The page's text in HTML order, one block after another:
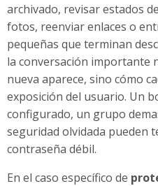
archivado, revisar estados
fotos, reenviar enlaces o
pequeñas que terminan
la conversación importante
nueva aparece, sino cómo
exposición del usuario. Un
configurado, un grupo
seguridad olvidada pueden
contraseña débil.
En el caso específico de